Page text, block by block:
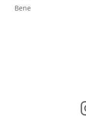
Bene